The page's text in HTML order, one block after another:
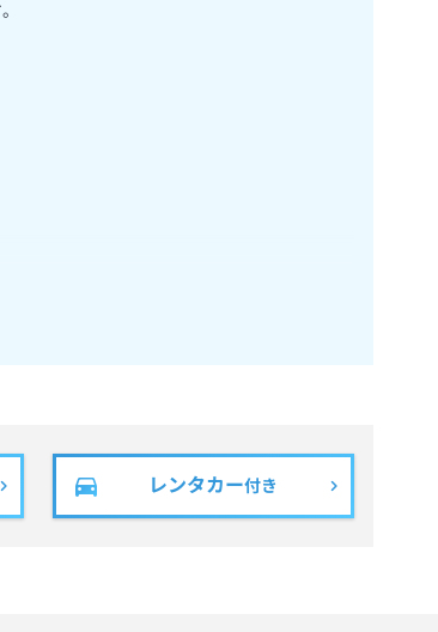
せん。
生じます。
を壁側に寄せてのご案内となります。
レンタカー付き